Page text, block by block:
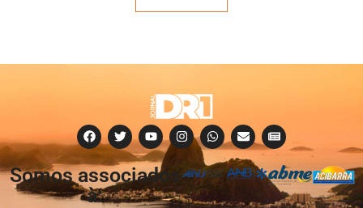
Somos associados
à: